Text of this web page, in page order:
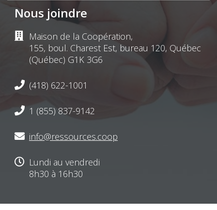
Nous joindre
Maison de la Coopération,
155, boul. Charest Est, bureau 120, Québec
(Québec) G1K 3G6
(418) 622-1001
1 (855) 837-9142
info@ressources.coop
Lundi au vendredi
8h30 à 16h30